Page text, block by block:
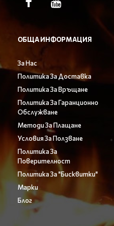
ОБЩА ИНФОРМАЦИЯ
За Нас
Политика За Доставка
Политика За Връщане
Политика За Гаранционно
Обслужване
Методи За Плащане
Условия За Ползване
Политика За
Поверителност
Политика За "Бисквитки"
Марки
Блог